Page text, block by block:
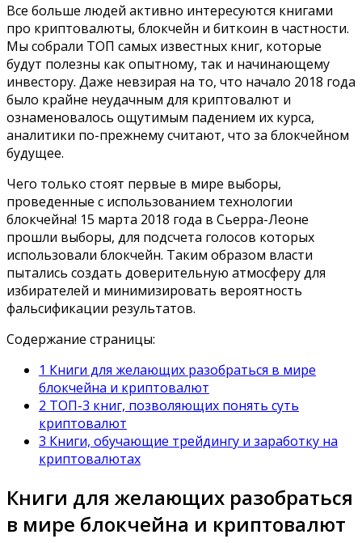
Все больше людей активно интересуются книгами
про криптовалюты, блокчейн и биткоин в частности.
Мы собрали ТОП самых известных книг, которые
будут полезны как опытному, так и начинающему
инвестору. Даже невзирая на то, что начало 2018 года
было крайне неудачным для криптовалют и
ознаменовалось ощутимым падением их курса,
аналитики по-прежнему считают, что за блокчейном
будущее.
Чего только стоят первые в мире выборы,
проведенные с использованием технологии
блокчейна! 15 марта 2018 года в Сьерра-Леоне
прошли выборы, для подсчета голосов которых
использовали блокчейн. Таким образом власти
пытались создать доверительную атмосферу для
избирателей и минимизировать вероятность
фальсификации результатов.
Содержание страницы:
1 Книги для желающих разобраться в мире
блокчейна и криптовалют
2 ТОП-3 книг, позволяющих понять суть
криптовалют
3 Книги, обучающие трейдингу и заработку на
криптовалютах
Книги для желающих разобраться
в мире блокчейна и криптовалют